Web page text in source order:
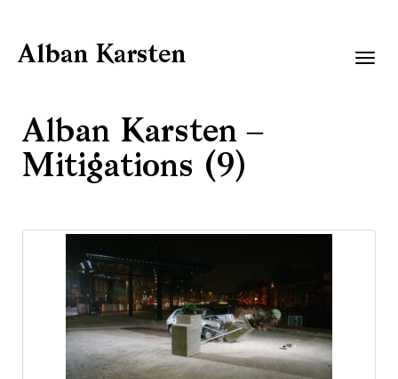
Alban Karsten
Alban Karsten –
Mitigations (9)